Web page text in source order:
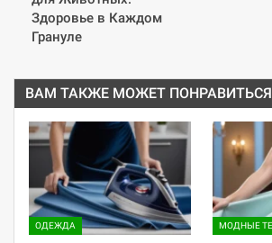
Здоровье в Каждом
Грануле
ВАМ ТАКЖЕ МОЖЕТ ПОНРАВИТЬСЯ
ОДЕЖДА